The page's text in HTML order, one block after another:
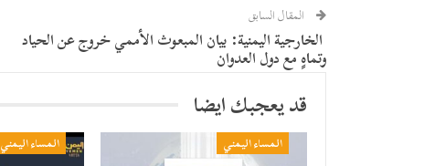
المقال السابق
الخارجية اليمنية: بيان المبعوث الأممي خروج عن الحياد
وتماهٍ مع دول العدوان
قد يعجبك ايضا
المساء اليمني المساء اليمني